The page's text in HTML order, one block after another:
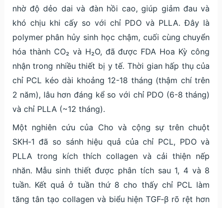
nhờ độ dẻo dai và đàn hồi cao, giúp giảm đau và
khó chịu khi cấy so với chỉ PDO và PLLA. Đây là
polymer phân hủy sinh học chậm, cuối cùng chuyển
hóa thành CO₂ và H₂O, đã được FDA Hoa Kỳ công
nhận trong nhiều thiết bị y tế. Thời gian hấp thụ của
chỉ PCL kéo dài khoảng 12-18 tháng (thậm chí trên
2 năm), lâu hơn đáng kể so với chỉ PDO (6-8 tháng)
và chỉ PLLA (~12 tháng).
Một nghiên cứu của Cho và cộng sự trên chuột
SKH‑1 đã so sánh hiệu quả của chỉ PCL, PDO và
PLLA trong kích thích collagen và cải thiện nếp
nhăn. Mẫu sinh thiết được phân tích sau 1, 4 và 8
tuần. Kết quả ở tuần thứ 8 cho thấy chỉ PCL làm
tăng tân tạo collagen và biểu hiện TGF‑β rõ rệt hơn